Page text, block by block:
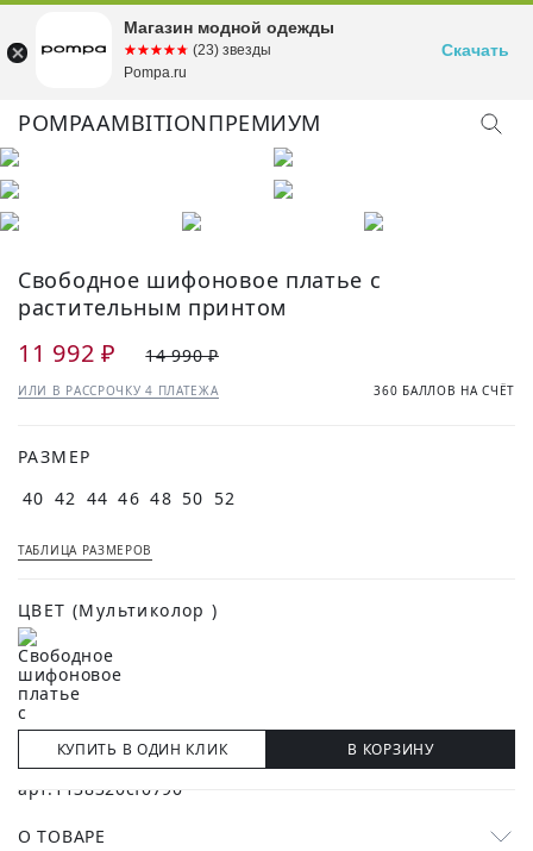
POMPAAMBITIONПРЕМИУМ
Свободное шифоновое платье с
растительным принтом
11 992 ₽ 14 990 ₽
ИЛИ В РАССРОЧКУ 4 ПЛАТЕЖА 360 БАЛЛОВ НА СЧЁТ
РАЗМЕР
40 42 44 46 48 50 52
ТАБЛИЦА РАЗМЕРОВ
ЦВЕТ (Мультиколор )
КУПИТЬ В ОДИН КЛИК В КОРЗИНУ
О ТОВАРЕ
Магазин модной одежды
☆☆☆☆☆
★★★★★ (23) звезды
Pompa.ru
Скачать